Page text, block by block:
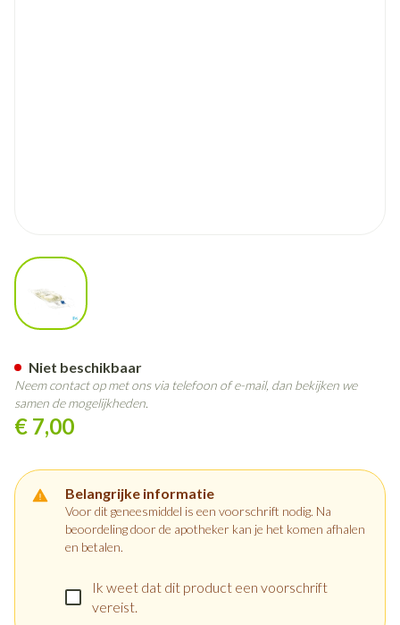
View larger image
€ 7,00
Belangrijke informatie
Voor dit geneesmiddel is een voorschrift nodig. Na
beoordeling door de apotheker kan je het komen afhalen
en betalen.
Ik weet dat dit product een voorschrift
vereist.
Niet beschikbaar
Neem contact op met ons via telefoon of e-mail, dan bekijken we
samen de mogelijkheden.